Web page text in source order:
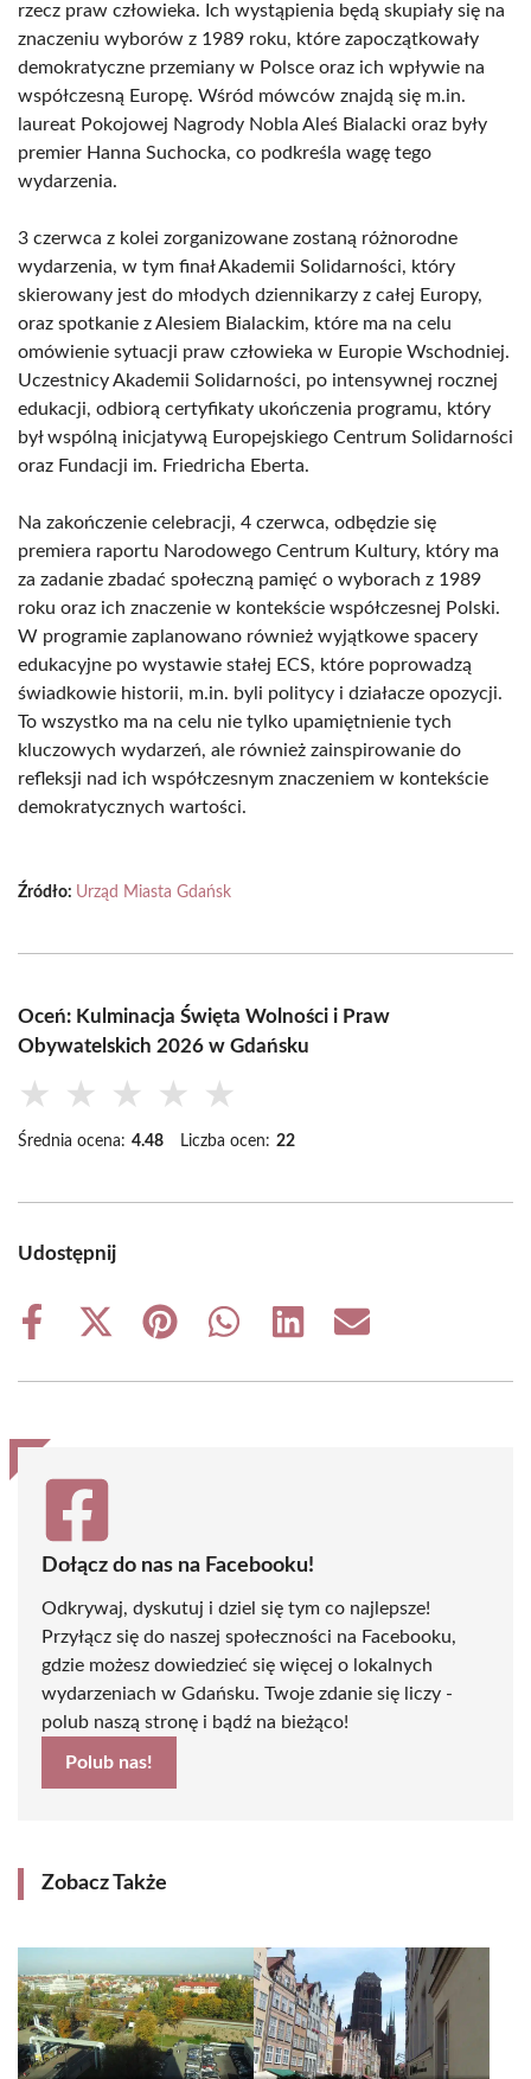
rzecz praw człowieka. Ich wystąpienia będą skupiały się na
znaczeniu wyborów z 1989 roku, które zapoczątkowały
demokratyczne przemiany w Polsce oraz ich wpływie na
współczesną Europę. Wśród mówców znajdą się m.in.
laureat Pokojowej Nagrody Nobla Aleś Bialacki oraz były
premier Hanna Suchocka, co podkreśla wagę tego
wydarzenia.
3 czerwca z kolei zorganizowane zostaną różnorodne
wydarzenia, w tym finał Akademii Solidarności, który
skierowany jest do młodych dziennikarzy z całej Europy,
oraz spotkanie z Alesiem Bialackim, które ma na celu
omówienie sytuacji praw człowieka w Europie Wschodniej.
Uczestnicy Akademii Solidarności, po intensywnej rocznej
edukacji, odbiorą certyfikaty ukończenia programu, który
był wspólną inicjatywą Europejskiego Centrum Solidarności
oraz Fundacji im. Friedricha Eberta.
Na zakończenie celebracji, 4 czerwca, odbędzie się
premiera raportu Narodowego Centrum Kultury, który ma
za zadanie zbadać społeczną pamięć o wyborach z 1989
roku oraz ich znaczenie w kontekście współczesnej Polski.
W programie zaplanowano również wyjątkowe spacery
edukacyjne po wystawie stałej ECS, które poprowadzą
świadkowie historii, m.in. byli politycy i działacze opozycji.
To wszystko ma na celu nie tylko upamiętnienie tych
kluczowych wydarzeń, ale również zainspirowanie do
refleksji nad ich współczesnym znaczeniem w kontekście
demokratycznych wartości.
Źródło: Urząd Miasta Gdańsk
Oceń: Kulminacja Święta Wolności i Praw
Obywatelskich 2026 w Gdańsku
★ ★ ★ ★ ★
Średnia ocena: 4.48 Liczba ocen: 22
Udostępnij
Share
Share
(Twitter)
Share
Share
Share
Share
Dołącz do nas na Facebooku!
Odkrywaj, dyskutuj i dziel się tym co najlepsze!
Przyłącz się do naszej społeczności na Facebooku,
gdzie możesz dowiedzieć się więcej o lokalnych
wydarzeniach w Gdańsku. Twoje zdanie się liczy -
polub naszą stronę i bądź na bieżąco!
Polub nas!
Zobacz Także